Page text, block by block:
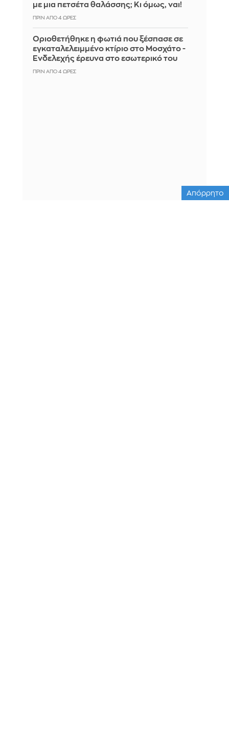
με μια πετσέτα θαλάσσης; Κι όμως, ναι!
ΠΡΙΝ ΑΠΌ 4 ΏΡΕΣ
Οριοθετήθηκε η φωτιά που ξέσπασε σε
εγκαταλελειμμένο κτίριο στο Μοσχάτο -
Ενδελεχής έρευνα στο εσωτερικό του
ΠΡΙΝ ΑΠΌ 4 ΏΡΕΣ
Απόρρητο